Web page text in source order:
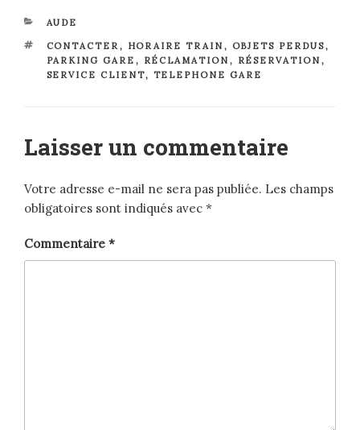
CATÉGORIES
AUDE
ÉTIQUETTES
CONTACTER, HORAIRE TRAIN , OBJETS PERDUS,
PARKING GARE , RÉCLAMATION , RÉSERVATION ,
SERVICE CLIENT, TELEPHONE GARE
Laisser un commentaire
Votre adresse e-mail ne sera pas publiée. Les champs
obligatoires sont indiqués avec *
Commentaire *